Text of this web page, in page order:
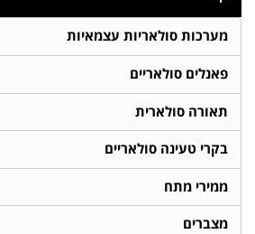
מערכות סולאריות עצמאיות
פאנלים סולאריים
תאורה סולארית
בקרי טעינה סולאריים
ממירי מתח
מצברים